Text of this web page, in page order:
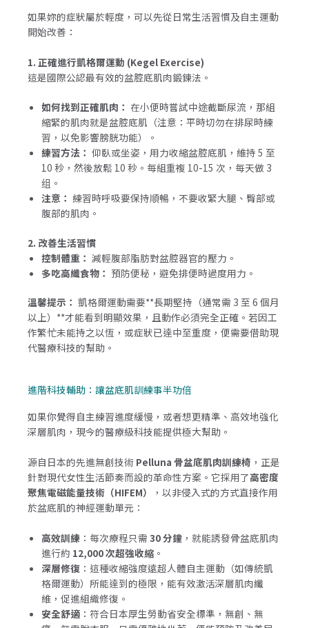
如果妳的症狀屬於輕度，可以先從日常生活習慣及自主運動
開始改善：
1. 正確進行凱格爾運動 (Kegel Exercise)
這是國際公認最有效的盆腔底肌肉鍛鍊法。
如何找到正確肌肉： 在小便時嘗試中途截斷尿流，那組
縮緊的肌肉就是盆腔底肌（注意：平時切勿在排尿時練
習，以免影響膀胱功能）。
練習方法： 仰臥或坐姿，用力收縮盆腔底肌，維持 5 至
10 秒，然後放鬆 10 秒。每組重複 10-15 次，每天做 3
组。
注意： 練習時呼吸要保持順暢，不要收緊大腿、臀部或
腹部的肌肉。
2. 改善生活習慣
控制體重： 減輕腹部脂肪對盆腔器官的壓力。
多吃高纖食物： 預防便秘，避免排便時過度用力。
溫馨提示： 凱格爾運動需要**長期堅持（通常需 3 至 6 個月
以上）**才能看到明顯效果，且動作必須完全正確。若因工
作繁忙未能持之以恆，或症狀已達中至重度，便需要借助現
代醫療科技的幫助。
進階科技輔助：讓盆底肌訓練事半功倍
如果你覺得自主練習進度緩慢，或者想更精準、高效地強化
深層肌肉，現今的醫療級科技能提供極大幫助。
源自日本的先進無創技術 Pelluna 骨盆底肌肉訓練椅 ，正是
針對現代女性生活節奏而設的革命性方案。它採用了高密度
聚焦電磁能量技術（HIFEM）
，以非侵入式的方式直接作用
於盆底肌的神經運動單元：
高效訓練 ：每次療程只需 30 分鐘 ，就能誘發骨盆底肌肉
進行約 12,000 次超強收縮 。
深層修復 ：這種收縮強度遠超人體自主運動（如傳統凱
格爾運動）所能達到的極限，能有效激活深層肌肉纖
維，促進組織修復。
安全舒適 ：符合日本厚生勞動省安全標準，無創、無